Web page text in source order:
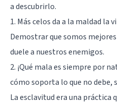
a descubrirlo.
1. Más celos da a la maldad la
Demostrar que somos
duele a nuestros enemigos.
2. ¡Qué mala es siempre por
cómo soporta lo que no debe,
La esclavitud era una práctica